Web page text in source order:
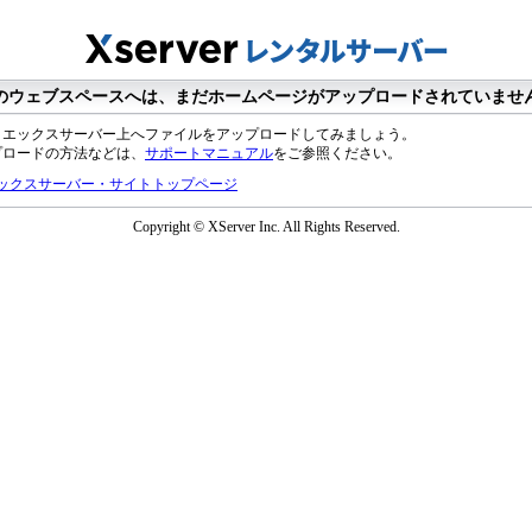
ウェブスペースへは、まだホームページがアップロードされていませ
ックスサーバー上へファイルをアップロードしてみましょう。
ードの方法などは、 サポートマニュアルをご参照ください。
クスサーバー・サイトトップページ
Copyright © XServer Inc. All Rights Reserved.